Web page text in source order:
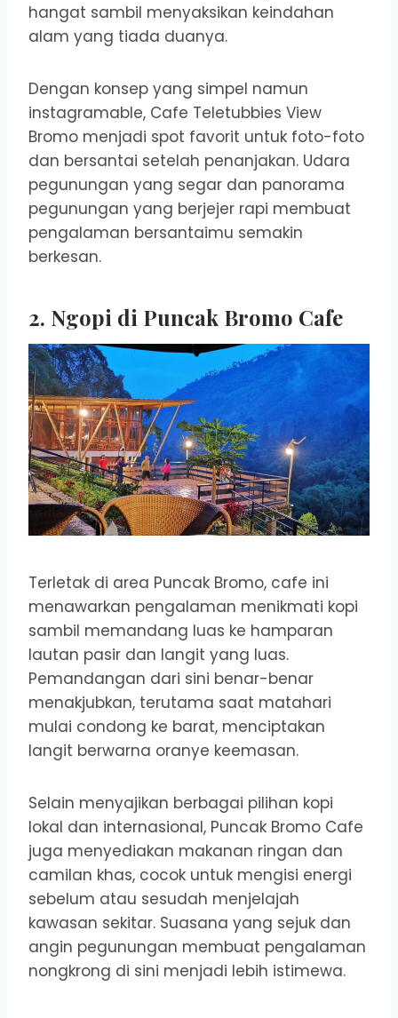
hangat sambil menyaksikan keindahan
alam yang tiada duanya.
Dengan konsep yang simpel namun
instagramable, Cafe Teletubbies View
Bromo menjadi spot favorit untuk foto-foto
dan bersantai setelah penanjakan. Udara
pegunungan yang segar dan panorama
pegunungan yang berjejer rapi membuat
pengalaman bersantaimu semakin
berkesan.
2. Ngopi di Puncak Bromo Cafe
Terletak di area Puncak Bromo, cafe ini
menawarkan pengalaman menikmati kopi
sambil memandang luas ke hamparan
lautan pasir dan langit yang luas.
Pemandangan dari sini benar-benar
menakjubkan, terutama saat matahari
mulai condong ke barat, menciptakan
langit berwarna oranye keemasan.
Selain menyajikan berbagai pilihan kopi
lokal dan internasional, Puncak Bromo Cafe
juga menyediakan makanan ringan dan
camilan khas, cocok untuk mengisi energi
sebelum atau sesudah menjelajah
kawasan sekitar. Suasana yang sejuk dan
angin pegunungan membuat pengalaman
nongkrong di sini menjadi lebih istimewa.